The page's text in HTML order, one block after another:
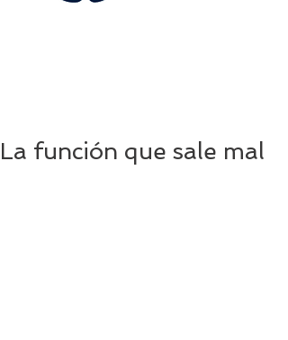
La función que sale mal